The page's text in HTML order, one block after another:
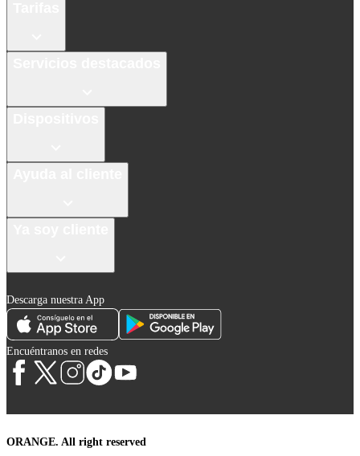
Descarga nuestra App
Encuéntranos en redes
ORANGE. All right reserved